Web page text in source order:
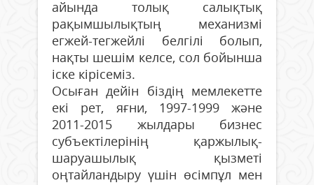
айында толық салықтық
рақымшылықтың механизмі
егжей-тегжейлі белгілі болып,
нақты шешім келсе, сол бойынша
іске кірісеміз.
Осыған дейін біздің мемлекетте
екі рет, яғни, 1997-1999 және
2011-2015 жылдары бизнес
субъектілерінің қаржылық-
шаруашылық қызметі
оңтайландыру үшін өсімпұл мен